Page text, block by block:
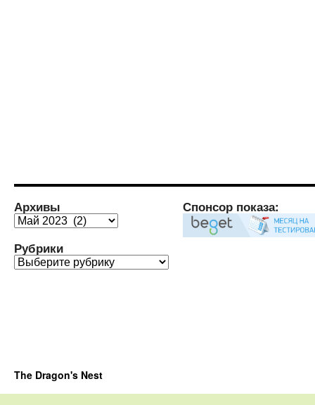
Архивы
Архивы
Рубрики
Рубрики
Спонсор показа:
The Dragon's Nest